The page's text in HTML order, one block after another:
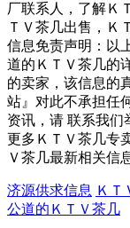
厂联系人，了解Ｋ
ＴＶ茶几出售，Ｋ
信息免责声明：以
道的ＫＴＶ茶几的
的卖家，该信息的
站』对此不承担任
资讯，请 联系我们
更多ＫＴＶ茶几专
Ｖ茶几最新相关信
济源供求信息 Ｋ
公道的ＫＴＶ茶几